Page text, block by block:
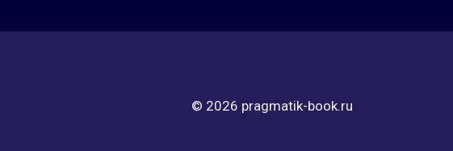
© 2026 pragmatik-book.ru